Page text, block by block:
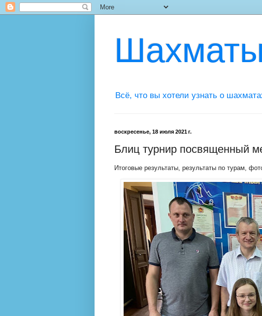
Всё, что вы хотели узнать о
воскресенье, 18 июля 2021 г.
Блиц турнир посвященный
Итоговые результаты, результаты по турам,